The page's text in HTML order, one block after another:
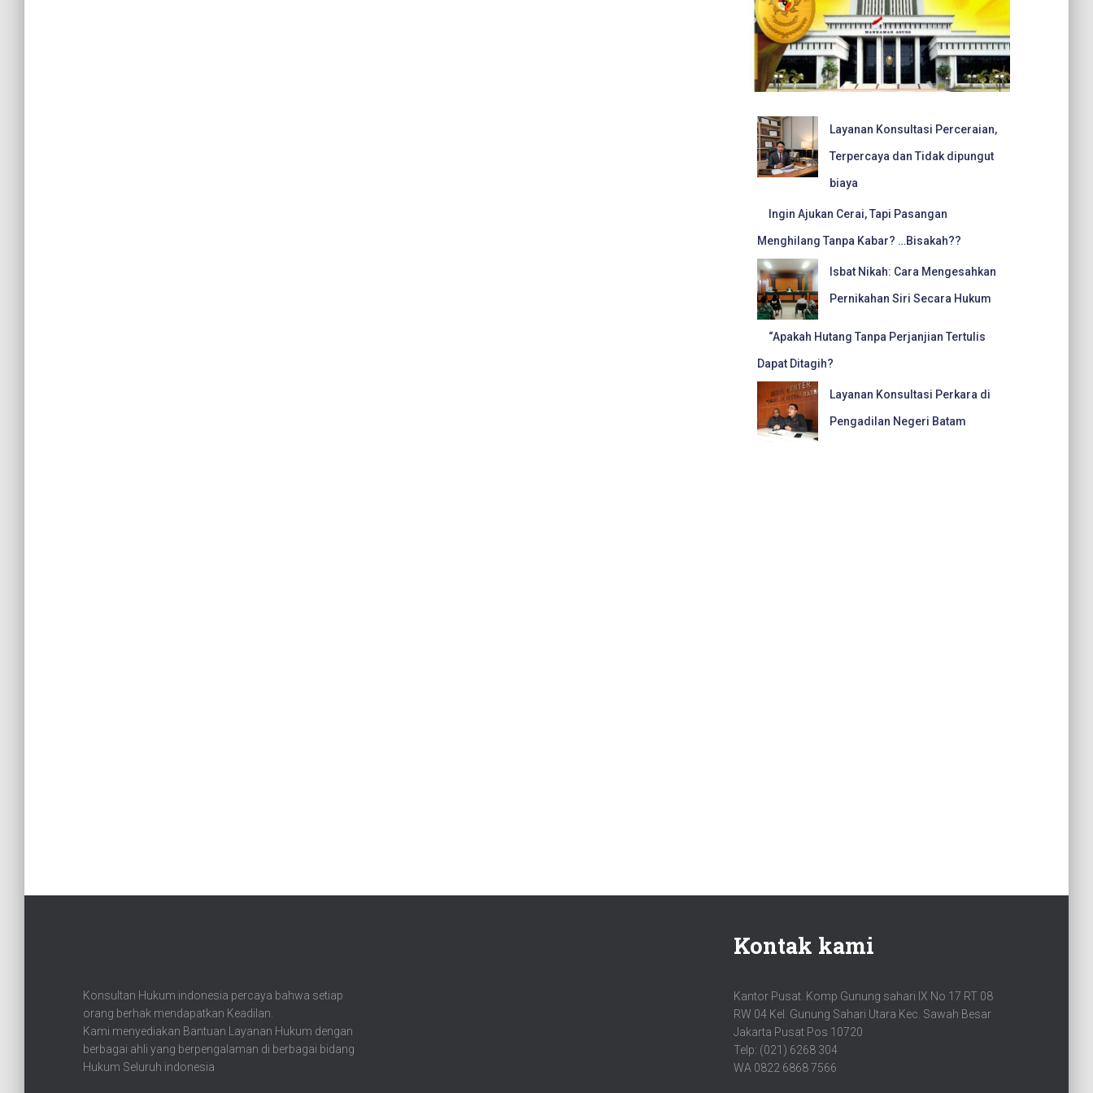
Layanan Konsultasi Perceraian,
Terpercaya dan Tidak dipungut
biaya
Ingin Ajukan Cerai, Tapi Pasangan
Menghilang Tanpa Kabar? …Bisakah??
Isbat Nikah: Cara Mengesahkan
Pernikahan Siri Secara Hukum
“Apakah Hutang Tanpa Perjanjian Tertulis
Dapat Ditagih?
Layanan Konsultasi Perkara di
Pengadilan Negeri Batam
Konsultan Hukum indonesia percaya bahwa setiap
orang berhak mendapatkan Keadilan.
Kami menyediakan Bantuan Layanan Hukum dengan
berbagai ahli yang berpengalaman di berbagai bidang
Hukum Seluruh indonesia
Kontak kami
Kantor Pusat. Komp Gunung sahari IX No 17 RT 08
RW 04 Kel. Gunung Sahari Utara Kec. Sawah Besar
Jakarta Pusat Pos 10720
Telp: (021) 6268 304
WA 0822 6868 7566